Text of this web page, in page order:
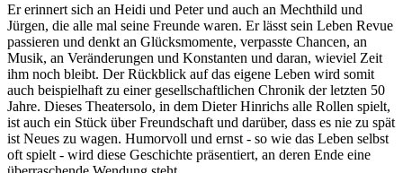
Er erinnert sich an Heidi und Peter und auch an Mechthild und
Jürgen, die alle mal seine Freunde waren. Er lässt sein Leben Revue
passieren und denkt an Glücksmomente, verpasste Chancen, an
Musik, an Veränderungen und Konstanten und daran, wieviel Zeit
ihm noch bleibt. Der Rückblick auf das eigene Leben wird somit
auch beispielhaft zu einer gesellschaftlichen Chronik der letzten 50
Jahre. Dieses Theatersolo, in dem Dieter Hinrichs alle Rollen spielt,
ist auch ein Stück über Freundschaft und darüber, dass es nie zu spät
ist Neues zu wagen. Humorvoll und ernst - so wie das Leben selbst
oft spielt - wird diese Geschichte präsentiert, an deren Ende eine